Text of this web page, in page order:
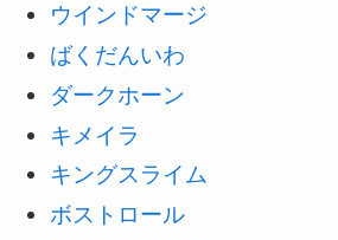
ウインドマージ
ばくだんいわ
ダークホーン
キメイラ
キングスライム
ボストロール